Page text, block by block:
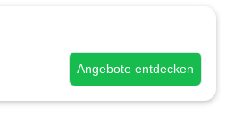
Angebote entdecken